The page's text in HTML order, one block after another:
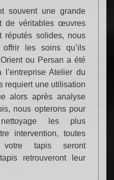
souvent une grande
de véritables œuvres
réputés solides, nous
les soins qu’ils
ou Persan a été
Atelier du
requiert une utilisation
alors après analyse
nous opterons pour
les plus
intervention, toutes
tapis seront
retrouveront leur